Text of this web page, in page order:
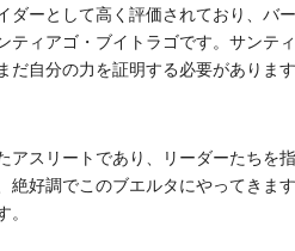
ーとして高く評価されており、バ
ティアゴ・ブイトラゴです。サンテ
自分の力を証明する必要がありま
スリートであり、リーダーたちを
好調でこのブエルタにやってきま